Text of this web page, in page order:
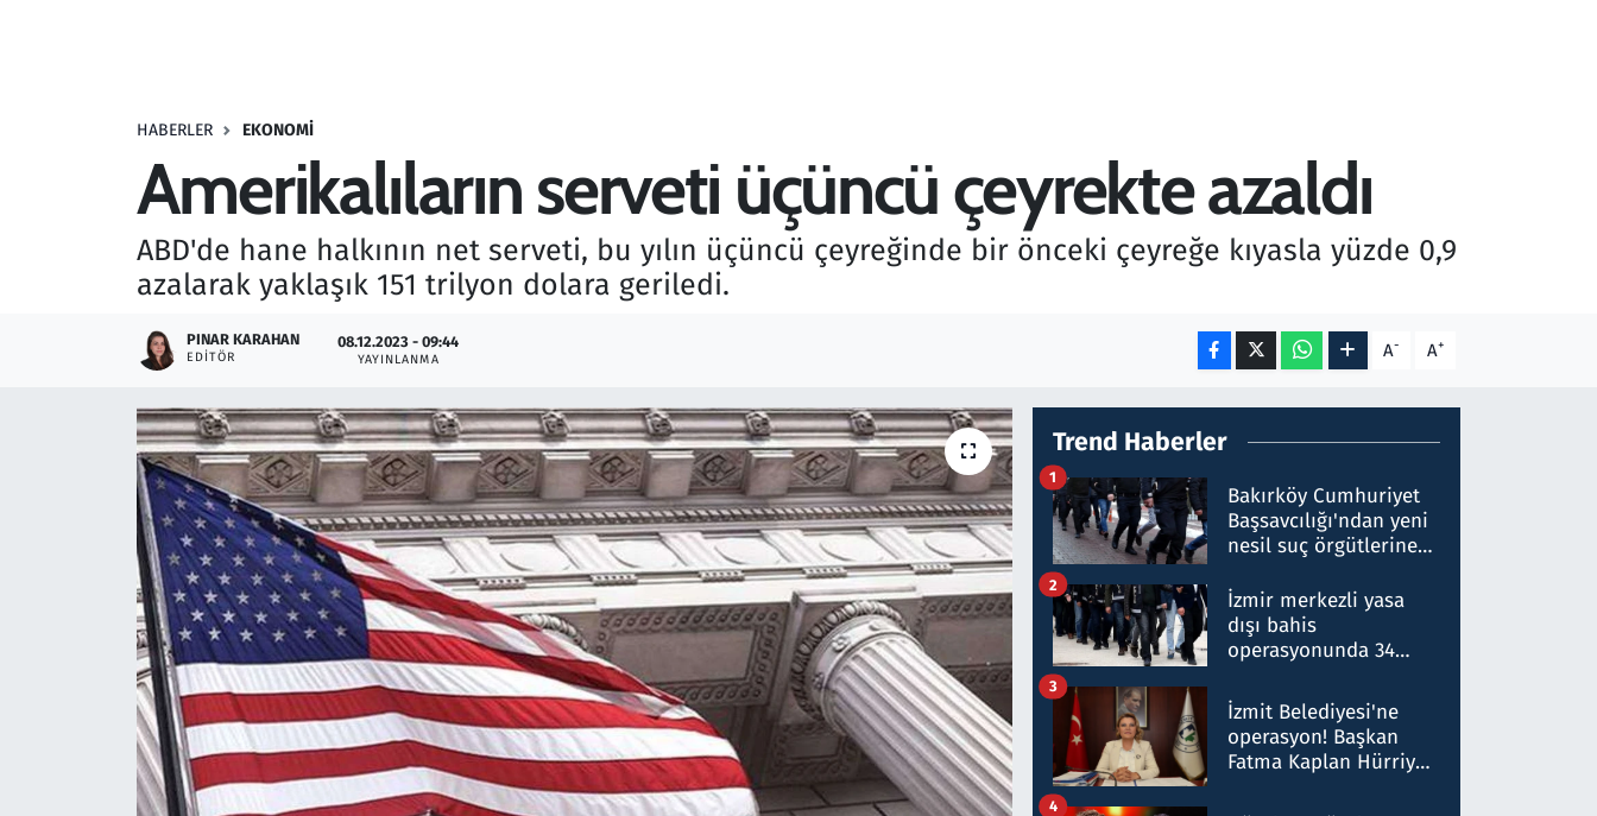
HABERLER EKONOMI
Amerikalıların serveti üçüncü çeyrekte azaldı
ABD'de hane halkının net serveti, bu yılın üçüncü çeyreğinde bir önceki çeyreğe kıyasla yüzde 0,9
azalarak yaklaşık 151 trilyon dolara geriledi.
PINAR KARAHAN
EDITÖR
08.12.2023 - 09:44
YAYINLANMA A- A+
Trend Haberler
Bakırköy Cumhuriyet
Başsavcılığı'ndan yeni
nesil suç örgütlerine
hakkında gözaltı kararı
1
İzmir merkezli yasa
dışı bahis
operasyonunda 34
Milyar liralık para
trafiği tespit edildi
2
İzmit Belediyesi'ne
operasyon! Başkan
Fatma Kaplan Hürriyet
3
4
Savunma Sanayi
Seçim 2023
Teknoloji ve Bilim
Televizyon